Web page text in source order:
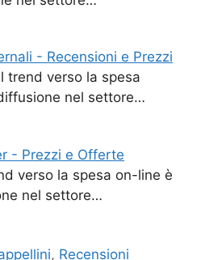
- Recensioni e Prezzi
trend verso la spesa
nel settore…
- Prezzi e Offerte
verso la spesa on-line è
nel settore…
, Recensioni